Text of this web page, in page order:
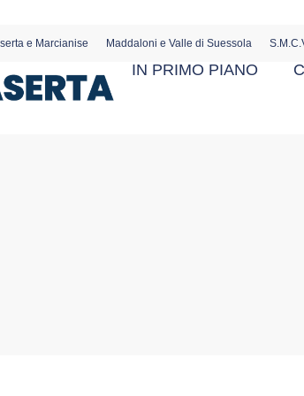
e Marcianise Maddaloni e Valle di Suessola
IN PRIMO PIANO